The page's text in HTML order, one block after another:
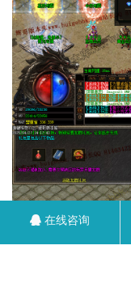
在线咨询